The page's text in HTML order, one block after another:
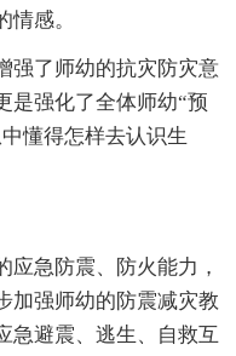
感。
强了师幼的抗灾防灾意
是强化了全体师幼“预
懂得怎样去认识生
应急防震、防火能力，
加强师幼的防震减灾教
急避震、逃生、自救互